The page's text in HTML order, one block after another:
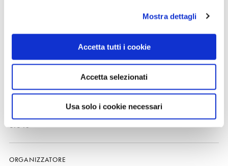
Mostra dettagli
Accetta tutti i cookie
Accetta selezionati
Usa solo i cookie necessari
dalle ore 10 alle ore 13.00
ORGANIZZATORE